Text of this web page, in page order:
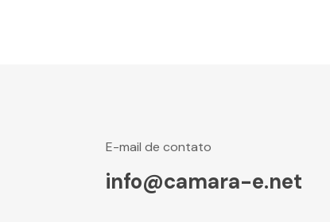
E-mail de contato
info@camara-e.net